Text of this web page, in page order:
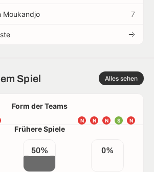
Moukandjo 7
Spiel Alles sehen
Form der Teams
N
S
N
N
N
Frühere Spiele
50% 0%